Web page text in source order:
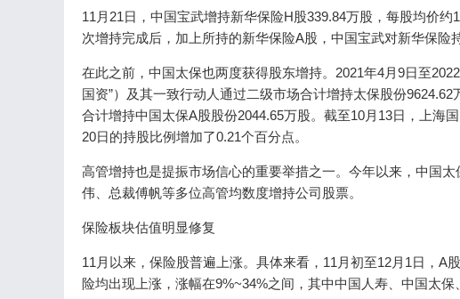
11月21日，中国宝武增持新华保险H股339.84万股，每股均价
次增持完成后，加上所持的新华保险A股，中国宝武对新华保险
在此之前，中国太保也两度获得股东增持。2021年4月9日至
国资”）及其一致行动人通过二级市场合计增持太保股份
合计增持中国太保A股股份2044.65万股。截至10月13日，上海
20日的持股比例增加了0.21个百分点。
高管增持也是提振市场信心的重要举措之一。今年以来，中国
伟、总裁傅帆等多位高管均数度增持公司股票。
保险板块估值明显修复
11月以来，保险股普遍上涨。具体来看，11月初至12月1日，A
险均出现上涨，涨幅在9%~34%之间，其中中国人寿、中国太保